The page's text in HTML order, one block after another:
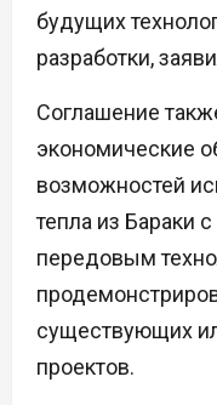
будущих
разработки,
Соглашение
экономические
возможностей
тепла из Бараки
передовым
существующих
проектов.